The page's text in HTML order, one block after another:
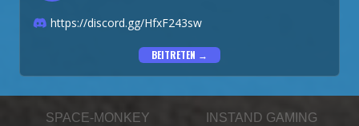
https://discord.gg/HfxF243sw
BEITRETEN →
SPACE-MONKEY
INSTAND GAMING